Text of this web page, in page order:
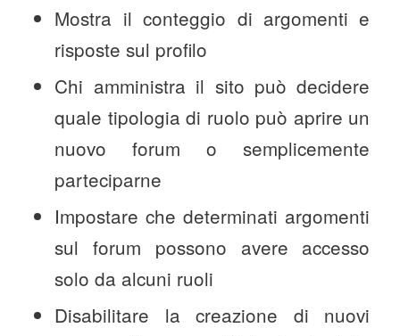
Mostra il conteggio di argomenti e
risposte sul profilo
Chi amministra il sito può decidere
quale tipologia di ruolo può aprire un
nuovo forum o semplicemente
parteciparne
Impostare che determinati argomenti
sul forum possono avere accesso
solo da alcuni ruoli
Disabilitare la creazione di nuovi